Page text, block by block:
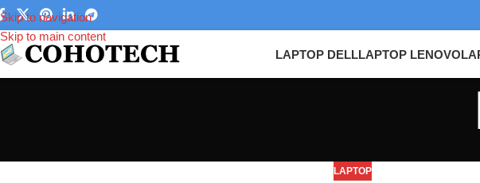
Skip to navigation
Skip to main content
LAPTOP DELLLAPTOP LENOVO
LAPTOP